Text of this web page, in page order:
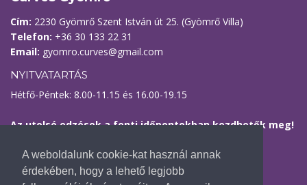
A weboldalunk cookie-kat használ annak
érdekében, hogy a lehető legjobb
Cím: 2230 Gyömrő Szent István út 25. (Gyömrő Villa)
Telefon: +36 30 133 22 31
Email: gyomro.curves@gmail.com
NYITVATARTÁS
Hétfő-Péntek: 8.00-11.15 és 16.00-19.15
Az utolsó edzések a fenti időpontokban kezdhetők meg!